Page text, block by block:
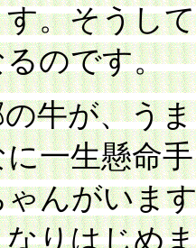
。そうし
のです。
牛が、うま
一生懸命
んがいま
りはじめ